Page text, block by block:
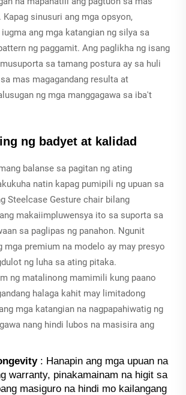
Kapag sinusuri ang mga opsyon,
ang mga katangian ng silya sa
ng paggamit. Ang paglikha ng isang
sa tamang postura ay sa huli
mas magagandang resulta at
ng mga manggagawa sa iba't
ng badyet at kalidad
balanse sa pagitan ng ating
natin kapag pumipili ng upuan sa
Steelcase Gesture chair bilang
makaiimpluwensya ito sa suporta sa
sa paglipas ng panahon. Ngunit
mga premium na modelo ay may presyo
ng luha sa ating pitaka.
ng matalinong mamimili kung paano
halaga kahit may limitadong
mga katangian na nagpapahiwatig ng
nang hindi lubos na masisira ang
: Hanapin ang mga upuan na
warranty, pinakamainam na higit sa
masiguro na hindi mo kailangang